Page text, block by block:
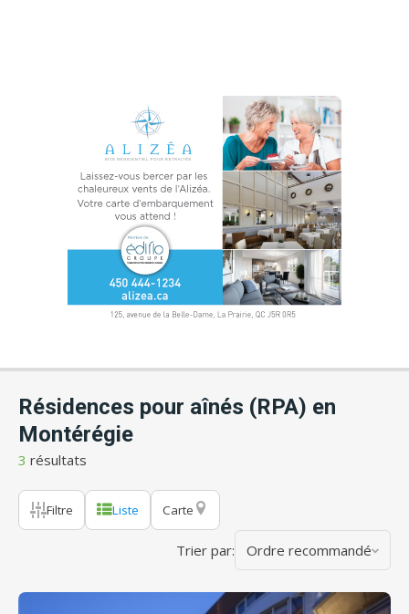
Résidences pour aînés (RPA) en
Montérégie
3 résultats
Filtre Liste Carte
Trier par: Ordre recommandé